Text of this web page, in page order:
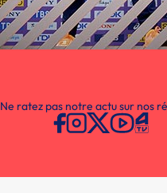
Ne ratez pas notre actu sur nos